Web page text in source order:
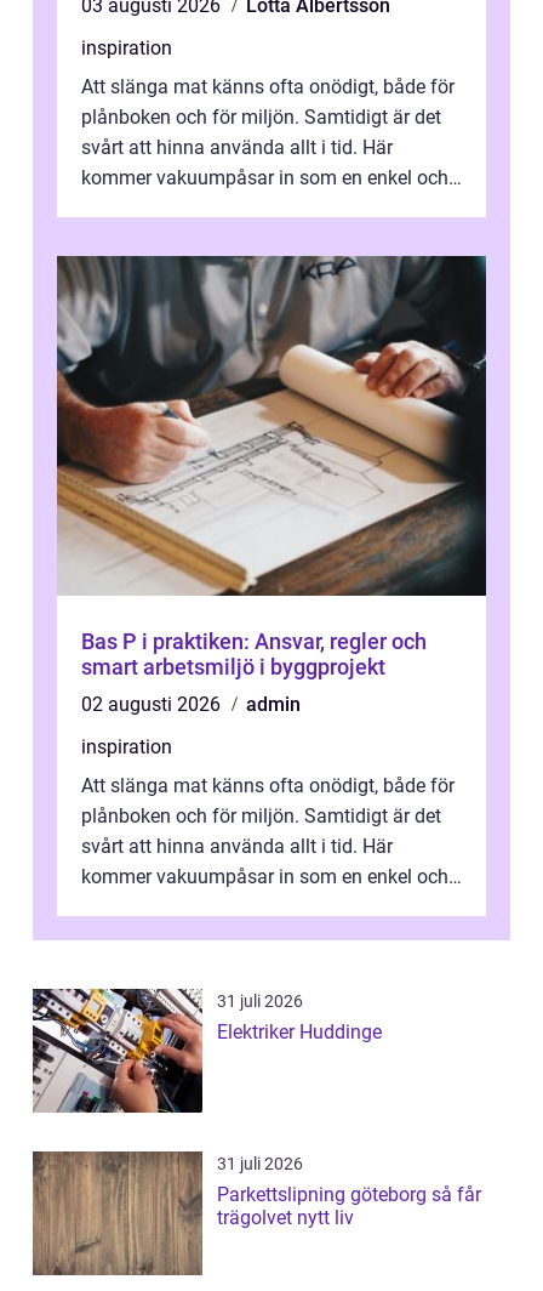
03 augusti 2026
Lotta Albertsson
inspiration
Att slänga mat känns ofta onödigt, både för
plånboken och för miljön. Samtidigt är det
svårt att hinna använda allt i tid. Här
kommer vakuumpåsar in som en enkel och
Bas P i praktiken: Ansvar, regler och
smart arbetsmiljö i byggprojekt
02 augusti 2026
admin
inspiration
Att slänga mat känns ofta onödigt, både för
plånboken och för miljön. Samtidigt är det
svårt att hinna använda allt i tid. Här
kommer vakuumpåsar in som en enkel och
31 juli 2026
Elektriker Huddinge
31 juli 2026
Parkettslipning göteborg så får
trägolvet nytt liv